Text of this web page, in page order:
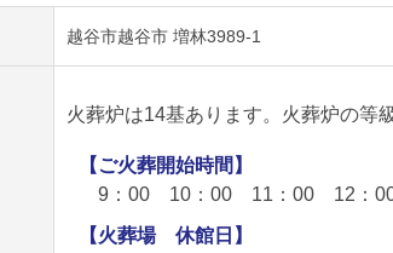
越谷市越谷市 増林3989-1
火葬炉は14基あります。火葬炉の等
【ご火葬開始時間】
9：00 10：00 11：00 12：
【火葬場 休館日】